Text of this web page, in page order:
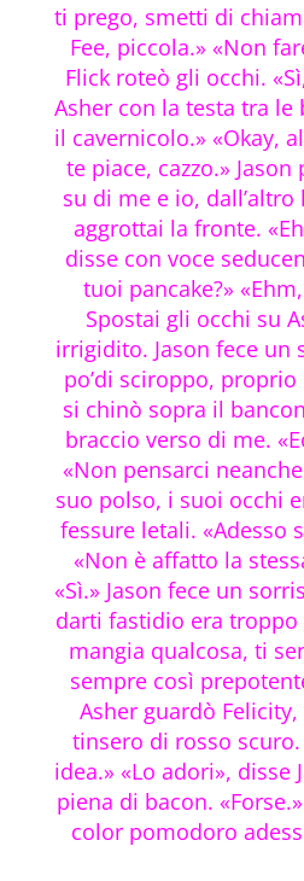
ti prego, smetti di
Fee, piccola.» «Non
Flick roteò gli occhi.
Asher con la testa tra le
il cavernicolo.» «Okay,
te piace, cazzo.»
su di me e io,
aggrottai la fronte.
disse con voce
tuoi pancake?»
Spostai gli occhi su
irrigidito. Jason fece un
po’di sciroppo,
si chinò sopra il
braccio verso di me.
«Non pensarci
suo polso, i suoi occhi
fessure letali. «Adesso
«Non è affatto la
«Sì.» Jason fece un
darti fastidio era troppo
mangia qualcosa, ti
sempre così
Asher guardò
tinsero di rosso
idea.» «Lo adori», disse
piena di bacon.
color pomodoro